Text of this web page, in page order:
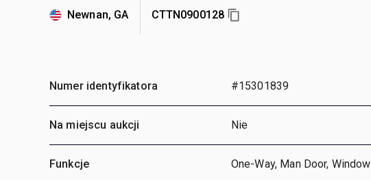
Newnan, GA CTTN0900128
Numer identyfikatora #15301839
Na miejscu aukcji Nie
Funkcje One-Way, Man Door, Window